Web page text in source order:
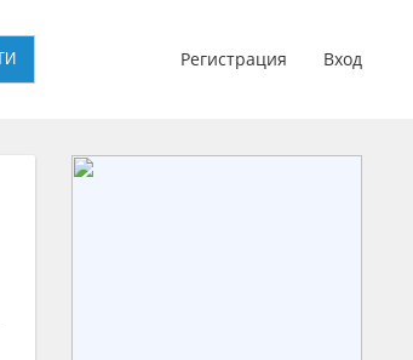
Регистрация Вход